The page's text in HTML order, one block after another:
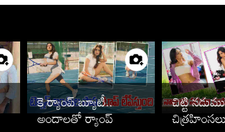
కె ర్యాంప్ బ్యూటీ..
అందాలతో ర్యాంప్
చిట్టి